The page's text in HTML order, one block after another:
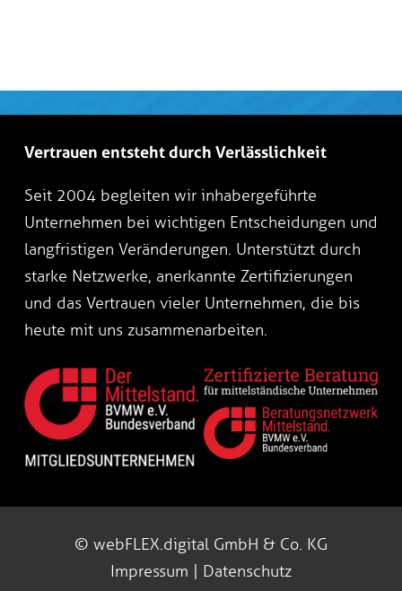
Vertrauen entsteht durch Verlässlichkeit
Seit 2004 begleiten wir inhabergeführte
Unternehmen bei wichtigen Entscheidungen und
langfristigen Veränderungen. Unterstützt durch
starke Netzwerke, anerkannte Zertifizierungen
und das Vertrauen vieler Unternehmen, die bis
heute mit uns zusammenarbeiten.
© webFLEX.digital GmbH & Co. KG
Impressum
Datenschutz